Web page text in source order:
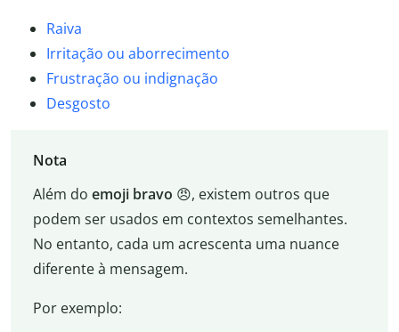
Raiva
Irritação ou aborrecimento
Frustração ou indignação
Desgosto
Nota
Além do emoji bravo 😠, existem outros que
podem ser usados em contextos semelhantes.
No entanto, cada um acrescenta uma nuance
diferente à mensagem.
Por exemplo: